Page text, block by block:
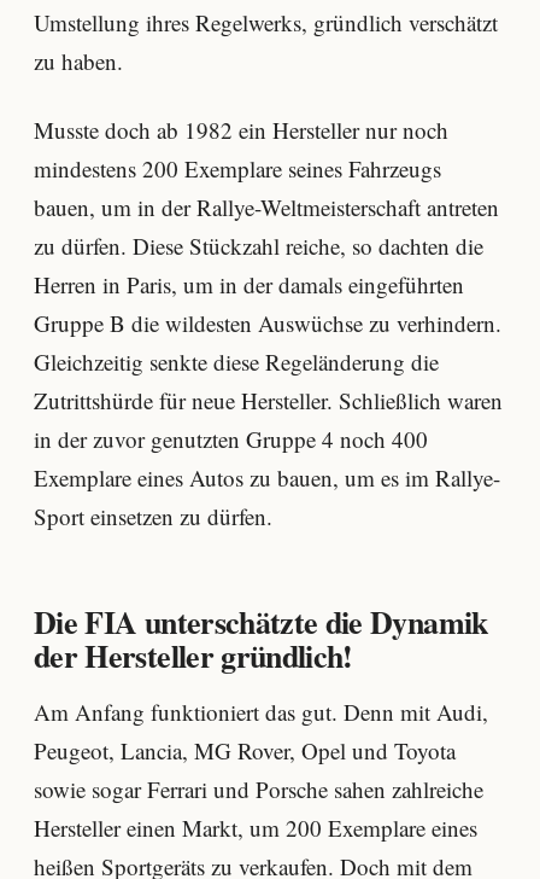
Umstellung ihres Regelwerks, gründlich verschätzt
zu haben.
Musste doch ab 1982 ein Hersteller nur noch
mindestens 200 Exemplare seines Fahrzeugs
bauen, um in der Rallye-Weltmeisterschaft antreten
zu dürfen. Diese Stückzahl reiche, so dachten die
Herren in Paris, um in der damals eingeführten
Gruppe B die wildesten Auswüchse zu verhindern.
Gleichzeitig senkte diese Regeländerung die
Zutrittshürde für neue Hersteller. Schließlich waren
in der zuvor genutzten Gruppe 4 noch 400
Exemplare eines Autos zu bauen, um es im Rallye-
Sport einsetzen zu dürfen.
Die FIA unterschätzte die Dynamik
der Hersteller gründlich!
Am Anfang funktioniert das gut. Denn mit Audi,
Peugeot, Lancia, MG Rover, Opel und Toyota
sowie sogar Ferrari und Porsche sahen zahlreiche
Hersteller einen Markt, um 200 Exemplare eines
heißen Sportgeräts zu verkaufen. Doch mit dem